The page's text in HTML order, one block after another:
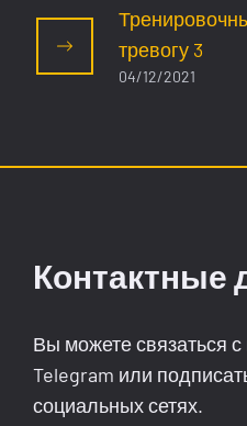
тревогу 3
04/12/2021
Контактные
Вы можете связаться
Telegram или
социальных сетях.